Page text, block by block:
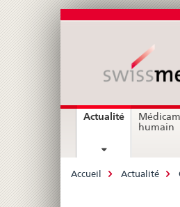
Navigation
Actualitécurrent
pagehumain
Breadcrumb
Accueil Actualité